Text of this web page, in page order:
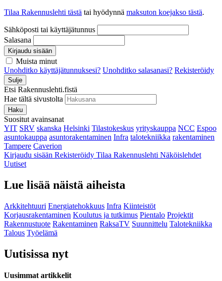
Tilaa Rakennuslehti tästä tai hyödynnä maksuton koejakso tästä.
Sähköposti tai käyttäjätunnus
Salasana
Kirjaudu sisään
Muista minut
Unohditko käyttäjätunnuksesi? Unohditko salasanasi? Rekisteröidy
Sulje
Etsi Rakennuslehti.fistä
Hae tältä sivustolta
Haku
Suositut avainsanat
YIT SRV skanska Helsinki Tilastokeskus yrityskauppa NCC Espoo
asuntokauppa asuntorakentaminen Infra talotekniikka rakentaminen
Tampere Caverion
Kirjaudu sisään Rekisteröidy Tilaa Rakennuslehti Näköislehdet
Uutiset
Lue lisää näistä aiheista
Arkkitehtuuri Energiatehokkuus Infra Kiinteistöt
Korjausrakentaminen Koulutus ja tutkimus Pientalo Projektit
Rakennustuote Rakentaminen RaksaTV Suunnittelu Talotekniikka
Talous Työelämä
Uutisissa nyt
Uusimmat artikkelit